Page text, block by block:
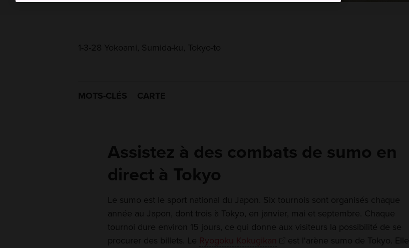
1-3-28 Yokoami, Sumida-ku, Tokyo-to
MOTS-CLÉS CARTE
Assistez à des combats de sumo en
direct à Tokyo
Le sumo est le sport national du Japon. Six tournois sont organisés chaque
année au Japon, dont trois à Tokyo, en janvier, mai et septembre. Chaque
tournoi dure environ 15 jours, ce qui donne aux visiteurs la possibilité de se
procurer des billets. Le Ryogoku Kokugikan
est l'arène sumo de Tokyo. Elle